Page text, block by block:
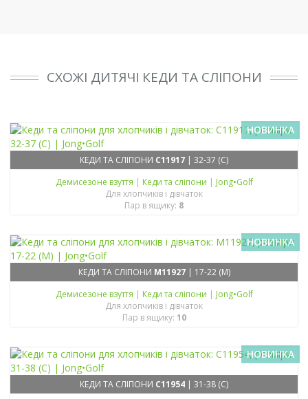
СХОЖІ ДИТЯЧІ КЕДИ ТА СЛІПОНИ
НОВИНКА
КЕДИ ТА СЛІПОНИ C11917 | 32-37 (C)
Демисезонe взуття | Кеди та сліпони | Jong•Golf
Для хлопчиків і дівчаток
Пар в ящику: 8
НОВИНКА
КЕДИ ТА СЛІПОНИ M11927| 17-22 (M)
Демисезонe взуття | Кеди та сліпони | Jong•Golf
Для хлопчиків і дівчаток
Пар в ящику: 10
НОВИНКА
КЕДИ ТА СЛІПОНИ C11954 | 31-38 (C)